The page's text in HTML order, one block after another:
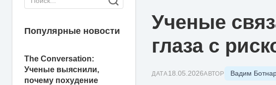
Популярные новости
The Conversation:
Ученые выяснили,
почему похудение
Ученые
глаза с
ДАТА18.05.2026АВТОР Вадим